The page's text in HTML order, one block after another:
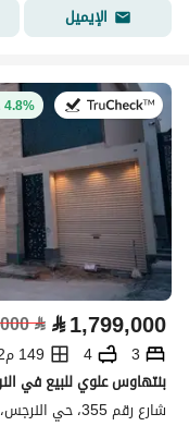
الإيميل
في:20 يوليو 20264.8% خصم
⃁1,799,000
⃁
3
4
149 م2
بنتهاوس علوي للبيع في
شارع رقم 355، حي النرجس، شمال الرياض، الرياض